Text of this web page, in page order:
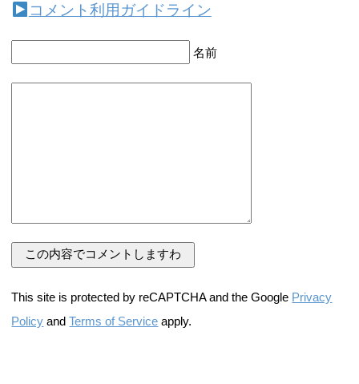
コメント利用ガイドライン
名前
This site is protected by reCAPTCHA and the Google Privacy
Policy andTerms of Service apply.